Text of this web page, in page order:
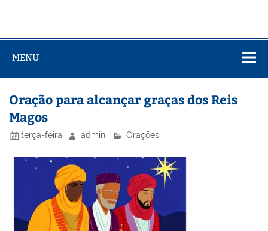
MENU
Oração para alcançar graças dos Reis
Magos
terça-feira admin Orações